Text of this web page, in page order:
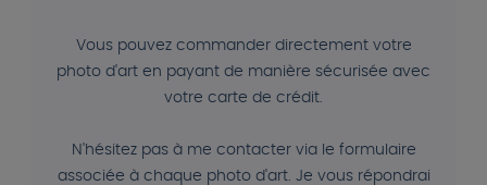
Vous pouvez commander directement votre
photo d'art en payant de manière sécurisée avec
votre carte de crédit.
N'hésitez pas à me contacter via le formulaire
associée à chaque photo d'art. Je vous répondrai